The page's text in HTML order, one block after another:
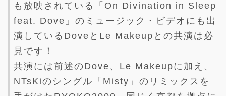
も放映されている「On Divination in Sleep
feat. Dove」のミュージック・ビデオにも出
演しているDoveとLe Makeupとの共演は必
見です！
共演には前述のDove、Le Makeupに加え、
NTsKiのシングル「Misty」のリミックスを